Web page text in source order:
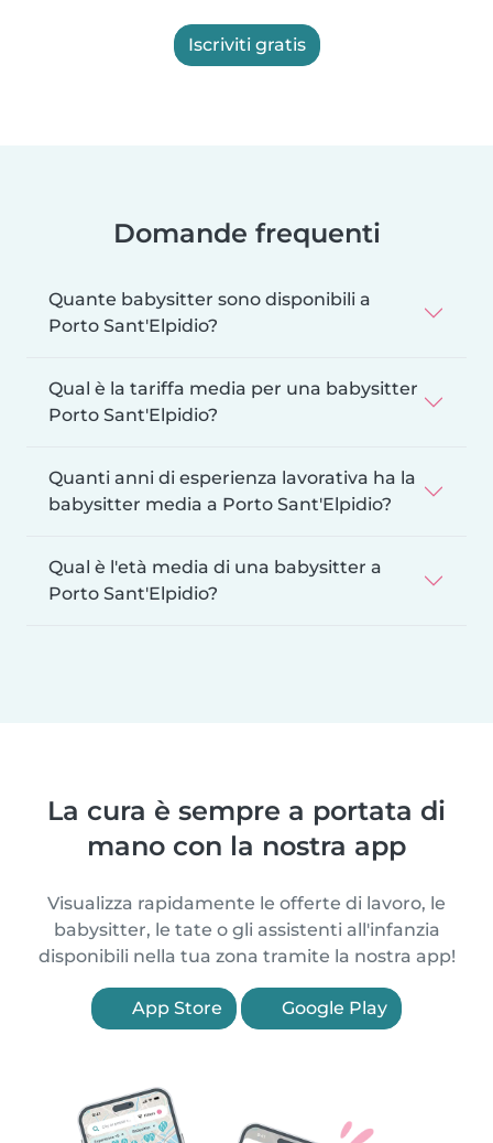
Iscriviti gratis
Domande frequenti
Quante babysitter sono disponibili a
Porto Sant'Elpidio?
Qual è la tariffa media per una babysitter
Porto Sant'Elpidio?
Quanti anni di esperienza lavorativa ha la
babysitter media a Porto Sant'Elpidio?
Qual è l'età media di una babysitter a
Porto Sant'Elpidio?
La cura è sempre a portata di
mano con la nostra app
Visualizza rapidamente le offerte di lavoro, le
babysitter, le tate o gli assistenti all'infanzia
disponibili nella tua zona tramite la nostra app!
App Store Google Play